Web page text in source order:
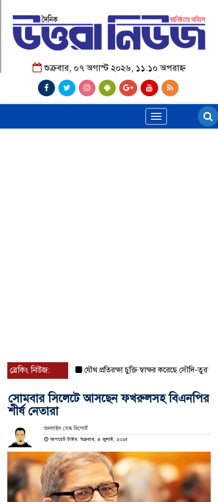
শুক্রবার, ০৭ অগাস্ট ২০২৬, ১১:১০ অপরাহ্ন
Toggle
navigation
ব্রেকিং নিউজ: যৌথ প্রতিরক্ষা চুক্তি স্বাক্ষর করেছে সৌদি-তুরস্ক-
সোমবার সিলেটে আসছেন ফখরুলসহ বিএনপির
শীর্ষ নেতারা
অনলাইন ডেস্ক রিপোর্ট
আপডেট টাইম: শুক্রবার, ৪ জুলাই, ২০২৫